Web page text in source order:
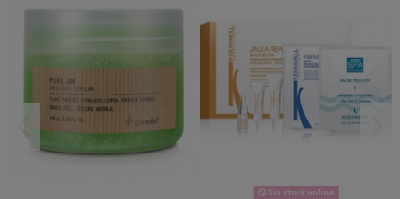
Sin stock online